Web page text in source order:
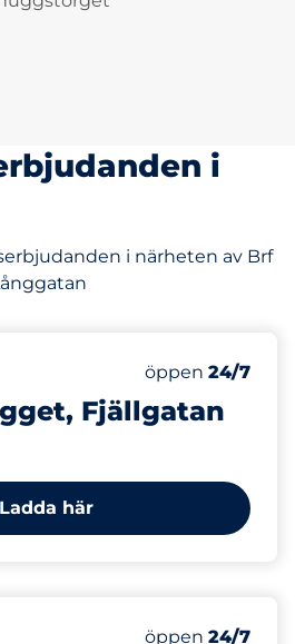
i
i närheten av Brf
Fjällgatan
Antal
Totalt antal
Electric Car
Fredag
öppen 24/7
Ladda här
Antal
Electric Car
Fredag
öppen 24/7